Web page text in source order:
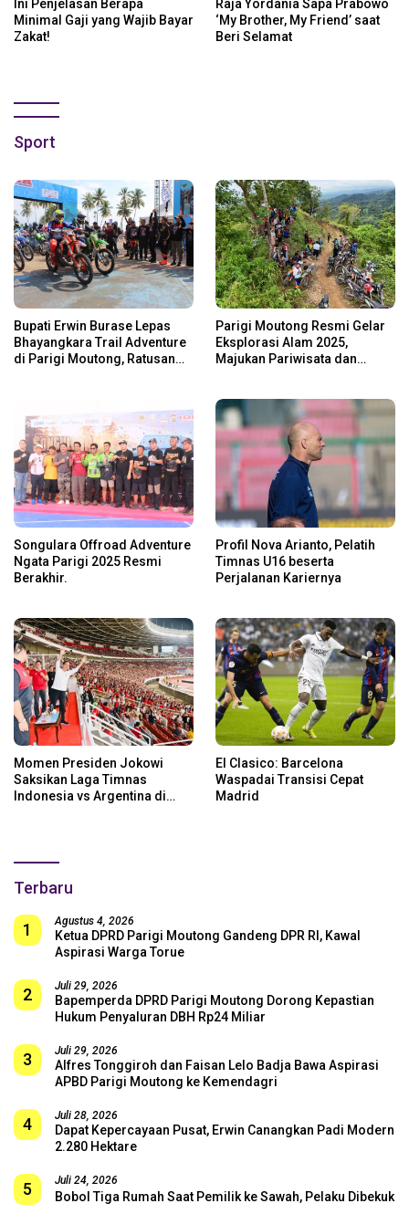
Ini Penjelasan Berapa
Minimal Gaji yang Wajib Bayar
Zakat!
Raja Yordania Sapa Prabowo
‘My Brother, My Friend’ saat
Beri Selamat
Sport
Bupati Erwin Burase Lepas
Bhayangkara Trail Adventure
di Parigi Moutong, Ratusan
Parigi Moutong Resmi Gelar
Eksplorasi Alam 2025,
Majukan Pariwisata dan
Songulara Offroad Adventure
Ngata Parigi 2025 Resmi
Berakhir.
Profil Nova Arianto, Pelatih
Timnas U16 beserta
Perjalanan Kariernya
Momen Presiden Jokowi
Saksikan Laga Timnas
Indonesia vs Argentina di
El Clasico: Barcelona
Waspadai Transisi Cepat
Madrid
Terbaru
1 Agustus 4, 2026
Ketua DPRD Parigi Moutong Gandeng DPR RI, Kawal
Aspirasi Warga Torue
2 Juli 29, 2026
Bapemperda DPRD Parigi Moutong Dorong Kepastian
Hukum Penyaluran DBH Rp24 Miliar
3 Juli 29, 2026
Alfres Tonggiroh dan Faisan Lelo Badja Bawa Aspirasi
APBD Parigi Moutong ke Kemendagri
4 Juli 28, 2026
Dapat Kepercayaan Pusat, Erwin Canangkan Padi Modern
2.280 Hektare
5 Juli 24, 2026
Bobol Tiga Rumah Saat Pemilik ke Sawah, Pelaku Dibekuk